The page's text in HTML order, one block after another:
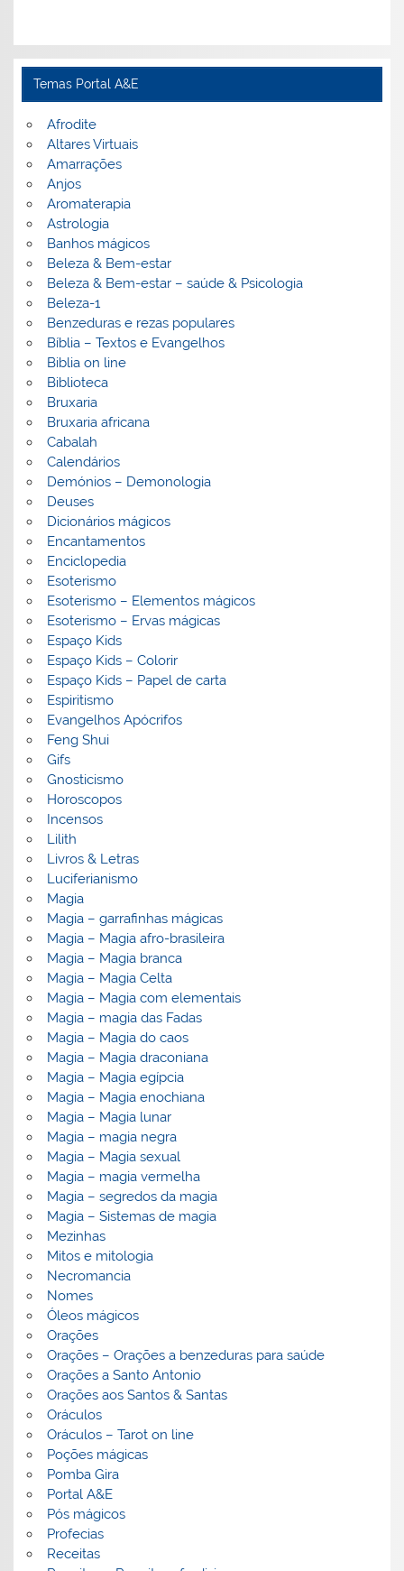
Temas Portal A&E
Afrodite
Altares Virtuais
Amarrações
Anjos
Aromaterapia
Astrologia
Banhos mágicos
Beleza & Bem-estar
Beleza & Bem-estar – saúde & Psicologia
Beleza-1
Benzeduras e rezas populares
Bíblia – Textos e Evangelhos
Biblia on line
Biblioteca
Bruxaria
Bruxaria africana
Cabalah
Calendários
Demónios – Demonologia
Deuses
Dicionários mágicos
Encantamentos
Enciclopedia
Esoterismo
Esoterismo – Elementos mágicos
Esoterismo – Ervas mágicas
Espaço Kids
Espaço Kids – Colorir
Espaço Kids – Papel de carta
Espiritismo
Evangelhos Apócrifos
Feng Shui
Gifs
Gnosticismo
Horoscopos
Incensos
Lilith
Livros & Letras
Luciferianismo
Magia
Magia – garrafinhas mágicas
Magia – Magia afro-brasileira
Magia – Magia branca
Magia – Magia Celta
Magia – Magia com elementais
Magia – magia das Fadas
Magia – Magia do caos
Magia – Magia draconiana
Magia – Magia egípcia
Magia – Magia enochiana
Magia – Magia lunar
Magia – magia negra
Magia – Magia sexual
Magia – magia vermelha
Magia – segredos da magia
Magia – Sistemas de magia
Mezinhas
Mitos e mitologia
Necromancia
Nomes
Óleos mágicos
Orações
Orações – Orações a benzeduras para saúde
Orações a Santo Antonio
Orações aos Santos & Santas
Oráculos
Oráculos – Tarot on line
Poções mágicas
Pomba Gira
Portal A&E
Pós mágicos
Profecias
Receitas